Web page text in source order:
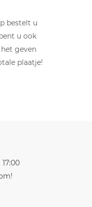
bestelt u
u ook
geven
plaatje!